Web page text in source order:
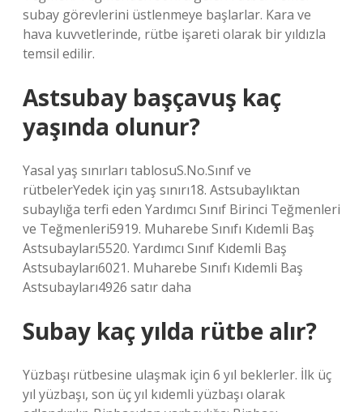
subay görevlerini üstlenmeye başlarlar. Kara ve
hava kuvvetlerinde, rütbe işareti olarak bir yıldızla
temsil edilir.
Astsubay başçavuş kaç
yaşında olunur?
Yasal yaş sınırları tablosuS.No.Sınıf ve
rütbelerYedek için yaş sınırı18. Astsubaylıktan
subaylığa terfi eden Yardımcı Sınıf Birinci Teğmenleri
ve Teğmenleri5919. Muharebe Sınıfı Kıdemli Baş
Astsubayları5520. Yardımcı Sınıf Kıdemli Baş
Astsubayları6021. Muharebe Sınıfı Kıdemli Baş
Astsubayları4926 satır daha
Subay kaç yılda rütbe alır?
Yüzbaşı rütbesine ulaşmak için 6 yıl beklerler. İlk üç
yıl yüzbaşı, son üç yıl kıdemli yüzbaşı olarak